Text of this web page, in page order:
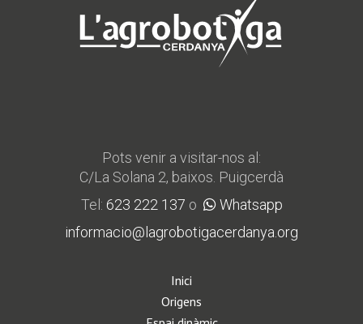
Pots venir a visitar-nos al:
C/La Solana 2, baixos. Puigcerdà
Tel: 623 222 137 o
Whatsapp
informacio@lagrobotigacerdanya.org
Inici
Origens